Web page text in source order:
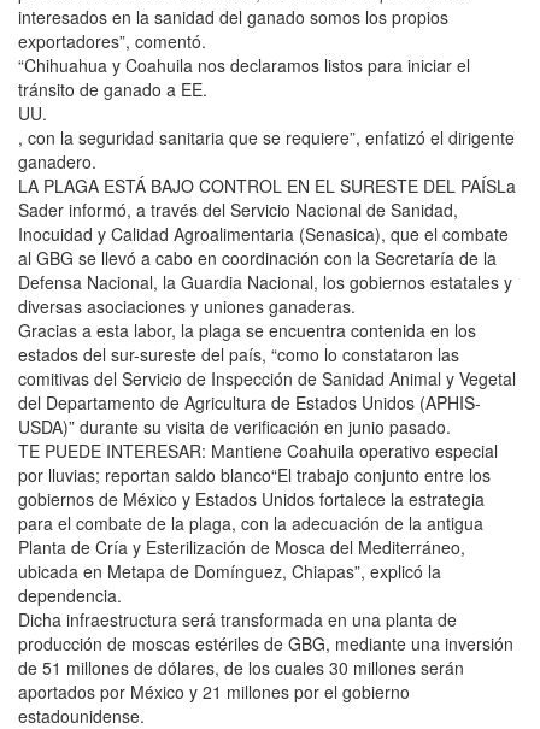
interesados en la sanidad del ganado somos los propios
exportadores”, comentó.
“Chihuahua y Coahuila nos declaramos listos para iniciar el
tránsito de ganado a EE.
UU.
, con la seguridad sanitaria que se requiere”, enfatizó el dirigente
ganadero.
LA PLAGA ESTÁ BAJO CONTROL EN EL SURESTE DEL PAÍSLa
Sader informó, a través del Servicio Nacional de Sanidad,
Inocuidad y Calidad Agroalimentaria (Senasica), que el combate
al GBG se llevó a cabo en coordinación con la Secretaría de la
Defensa Nacional, la Guardia Nacional, los gobiernos estatales y
diversas asociaciones y uniones ganaderas.
Gracias a esta labor, la plaga se encuentra contenida en los
estados del sur-sureste del país, “como lo constataron las
comitivas del Servicio de Inspección de Sanidad Animal y Vegetal
del Departamento de Agricultura de Estados Unidos (APHIS-
USDA)” durante su visita de verificación en junio pasado.
TE PUEDE INTERESAR: Mantiene Coahuila operativo especial
por lluvias; reportan saldo blanco“El trabajo conjunto entre los
gobiernos de México y Estados Unidos fortalece la estrategia
para el combate de la plaga, con la adecuación de la antigua
Planta de Cría y Esterilización de Mosca del Mediterráneo,
ubicada en Metapa de Domínguez, Chiapas”, explicó la
dependencia.
Dicha infraestructura será transformada en una planta de
producción de moscas estériles de GBG, mediante una inversión
de 51 millones de dólares, de los cuales 30 millones serán
aportados por México y 21 millones por el gobierno
estadounidense.